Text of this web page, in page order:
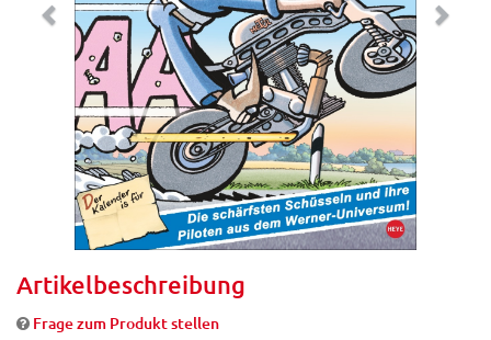
Artikelbeschreibung
Frage zum Produkt stellen